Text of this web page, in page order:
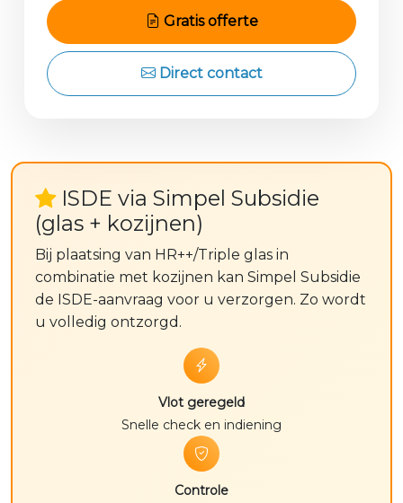
Gratis offerte
Direct contact
ISDE via Simpel Subsidie
(glas + kozijnen)
Bij plaatsing van HR++/Triple glas in
combinatie met kozijnen kan Simpel Subsidie
de ISDE-aanvraag voor u verzorgen. Zo wordt
u volledig ontzorgd.
Vlot geregeld
Snelle check en indiening
Controle